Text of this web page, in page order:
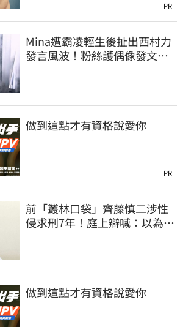
PR
Mina遭霸凌輕生後扯出西村力
發言風波！粉絲護偶像發文：
做到這點才有資格說愛你
PR
前「叢林口袋」齊藤慎二涉性
侵求刑7年！庭上辯喊：以為對
做到這點才有資格說愛你